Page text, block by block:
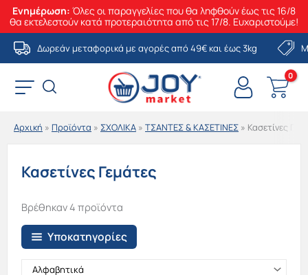
Ενημέρωση: Όλες οι παραγγελίες που θα ληφθούν έως τις 16/8
θα εκτελεστούν κατά προτεραιότητα από τις 17/8. Ευχαριστούμε!
Μετάβαση
στο
περιεχόμενο
Δωρεάν μεταφορικά με αγορές από 49€ και έως 3kg
Αρχική » Προϊόντα » ΣΧΟΛΙΚΑ » ΤΣΑΝΤΕΣ & ΚΑΣΕΤΙΝΕΣ » Κασετίνες
Κασετίνες Γεμάτες
Υποκατηγορίες
Βρέθηκαν 4 προϊόντα